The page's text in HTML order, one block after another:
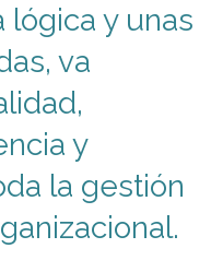
y unas
va
y
la gestión